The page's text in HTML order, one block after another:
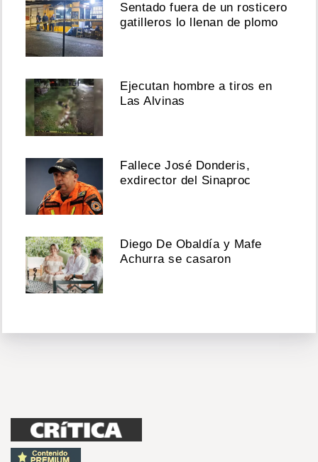
Sentado fuera de un rosticero
gatilleros lo llenan de plomo
Ejecutan hombre a tiros en
Las Alvinas
Fallece José Donderis,
exdirector del Sinaproc
Diego De Obaldía y Mafe
Achurra se casaron